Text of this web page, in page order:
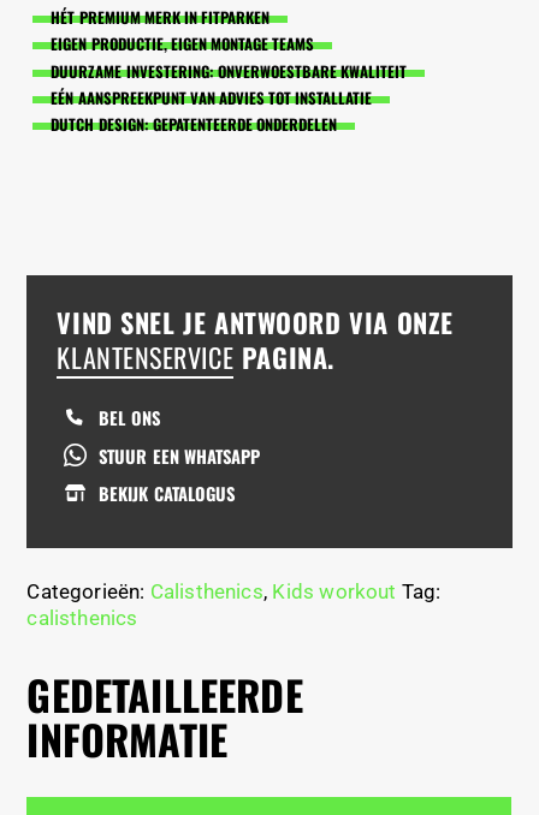
HÉT PREMIUM MERK IN FITPARKEN
EIGEN PRODUCTIE, EIGEN MONTAGE TEAMS
DUURZAME INVESTERING: ONVERWOESTBARE KWALITEIT
EÉN AANSPREEKPUNT VAN ADVIES TOT INSTALLATIE
DUTCH DESIGN: GEPATENTEERDE ONDERDELEN
VIND SNEL JE ANTWOORD VIA ONZE
KLANTENSERVICE PAGINA.
BEL ONS
STUUR EEN WHATSAPP
BEKIJK CATALOGUS
Categorieën: Calisthenics, Kids workout Tag:
calisthenics
GEDETAILLEERDE
INFORMATIE